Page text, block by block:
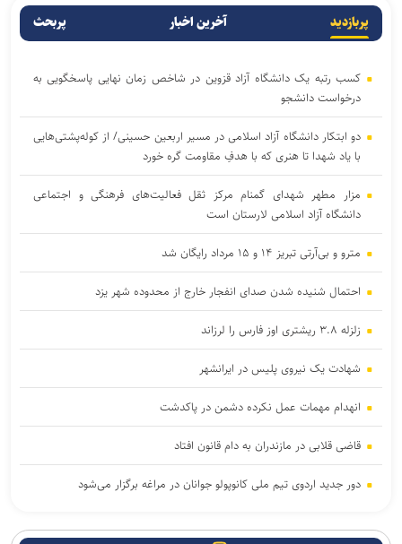
پربازدید آخرین اخبار پربحث
کسب رتبه یک دانشگاه آزاد قزوین در شاخص زمان نهایی پاسخگویی به
درخواست دانشجو
دو ابتکار دانشگاه آزاد اسلامی در مسیر اربعین حسینی/ از کوله‌پشتی‌هایی
با یاد شهدا تا هنری که با هدفِ مقاومت گره خورد
مزار مطهر شهدای گمنام مرکز ثقل فعالیت‌های فرهنگی و اجتماعی
دانشگاه آزاد اسلامی لارستان است
مترو و بی‌آرتی تبریز ۱۴ و ۱۵ مرداد رایگان شد
احتمال شنیده شدن صدای انفجار خارج از محدوده شهر یزد
زلزله ۳.۸ ریشتری اوز فارس را لرزاند
شهادت یک نیروی پلیس در ایرانشهر
انهدام مهمات عمل نکرده دشمن در پاکدشت
قاضی قلابی در مازندران به دام قانون افتاد
دور جدید اردوی تیم ملی کانوپولو جوانان در مراغه برگزار می‌شود